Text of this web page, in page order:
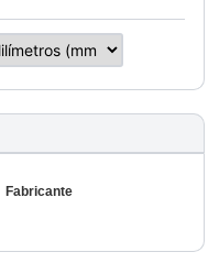
Fabricante